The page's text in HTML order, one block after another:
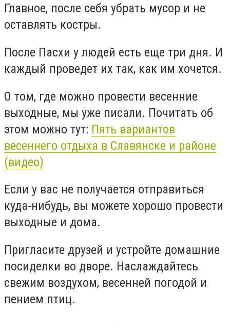
Главное, после себя убрать мусор и не
оставлять костры.
После Пасхи у людей есть еще три дня. И
каждый проведет их так, как им хочется.
О том, где можно провести весенние
выходные, мы уже писали. Почитать об
этом можно тут: Пять вариантов
весеннего отдыха в Славянске и районе
(видео)
Если у вас не получается отправиться
куда-нибудь, вы можете хорошо провести
выходные и дома.
Пригласите друзей и устройте домашние
посиделки во дворе. Наслаждайтесь
свежим воздухом, весенней погодой и
пением птиц.